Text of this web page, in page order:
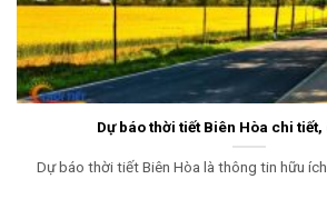
Dự báo thời tiết Biên Hòa chi tiết,
Dự báo thời tiết Biên Hòa là thông tin hữu